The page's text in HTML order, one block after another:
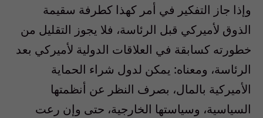
وإذا جاز التفكير في أمر كهذا كطرفة سقيمة
الذوق لأميركي قبل الرئاسة، فلا يجوز التقليل من
خطورته كسابقة في العلاقات الدولية لأميركي بعد
الرئاسة، ومعناه: يمكن لدول شراء الحماية
الأميركية بالمال، بصرف النظر عن أنظمتها
السياسية، وسياستها الخارجية، حتى وإن رعت